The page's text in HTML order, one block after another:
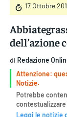
17 Ottobre
dell’azione
di Redazione
Attenzione:
Notizie.
Potrebbe
Leggi le notizie